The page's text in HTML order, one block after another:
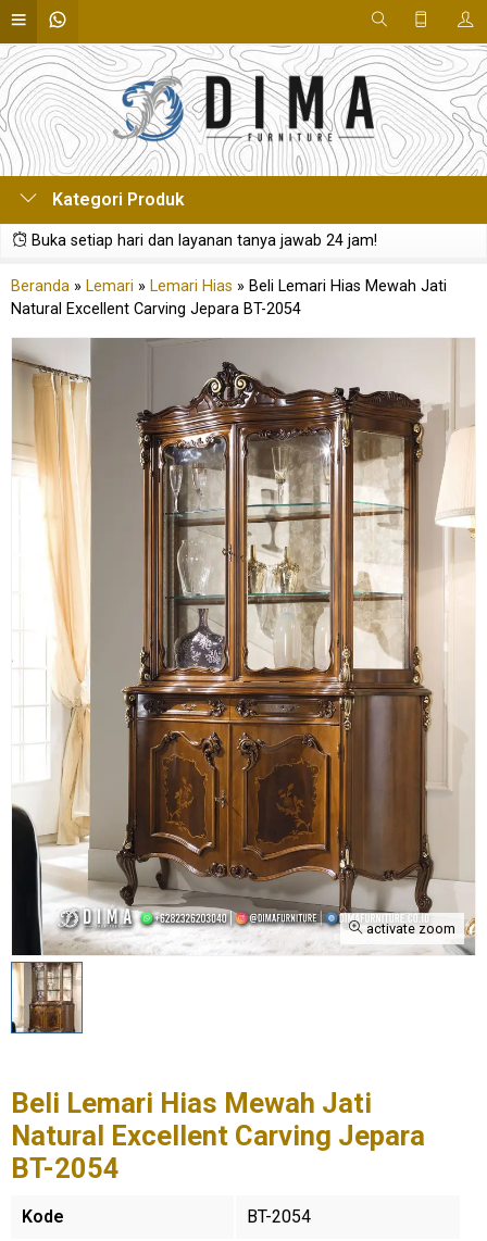
Kategori Produk
Buka setiap hari dan layanan tanya jawab 24 jam!
Beranda » Lemari » Lemari Hias » Beli Lemari Hias Mewah Jati
Natural Excellent Carving Jepara BT-2054
activate zoom
Beli Lemari Hias Mewah Jati
Natural Excellent Carving Jepara
BT-2054
Kode BT-2054